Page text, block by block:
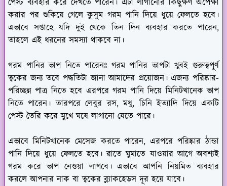
পেস্ট ব্যবহার করে দেখতে পারেন। এটা লাগানোর কিছুক্ষণ অপেক্ষা
করার পর শুকিয়ে গেলে কুসুম গরম পানি দিয়ে ধুয়ে ফেলতে হবে।
এভাবে সপ্তাহে যদি দুই থেকে তিন দিন ব্যবহার করতে পারেন,
তাহলে এই ধরনের সমস্যা থাকবে না।
গরম পানির ভাপ নিতে পারেনঃ গরম পানির ভাপটা খুবই গুরুত্বপূর্ণ
ত্বকের জন্য তবে পদ্ধতিটা জানা আমাদের প্রয়োজন। এজন্য পরিষ্কার-
পরিচ্ছন্ন পাত্র নিতে হবে এরপরে গরম পানি দিয়ে মিনিটখানেক ভাপ
নিতে পারেন। তারপরে লেবুর রস, মধু, চিনি ইত্যাদি দিয়ে একটি
পেস্ট তৈরি করে মুখে ঘষে লাগানো যেতে পারে।
এভাবে মিনিটখানেক মেসেজ করতে পারেন, এরপরে পরিষ্কার ঠান্ডা
পানি দিয়ে ধুয়ে ফেলতে হবে। রাতে ঘুমাতে যাওয়ার আগে অবশ্যই
গরম করে ভাপ নেওয়া লাগবে। এভাবে আপনি নিয়মিত ব্যবহার
করলে আপনার নাক বা ত্বকের ব্ল্যাকহেডস দূর হয়ে যাবে।